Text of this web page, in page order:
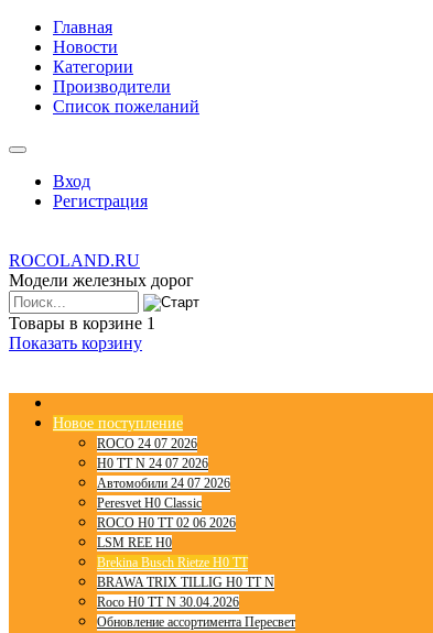
Главная
Новости
Категории
Производители
Список пожеланий
Вход
Регистрация
ROCOLAND.RU
Модели железных дорог
Товары в корзине 1
Показать корзину
Новое поступление
ROCO 24 07 2026
H0 TT N 24 07 2026
Автомобили 24 07 2026
Peresvet H0 Classic
ROCO H0 TT 02 06 2026
LSM REE H0
Brekina Busch Rietze H0 TT
BRAWA TRIX TILLIG H0 TT N
Roco H0 TT N 30.04.2026
Обновление ассортимента Пересвет